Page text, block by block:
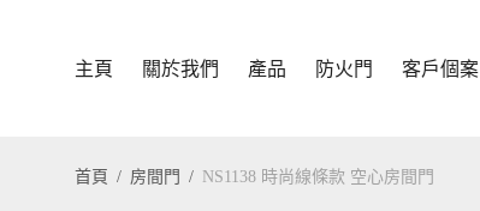
主頁 關於我們 產品 防火門 客戶個案
首頁 / 房間門 / NS1138 時尚線條款 空心房間門